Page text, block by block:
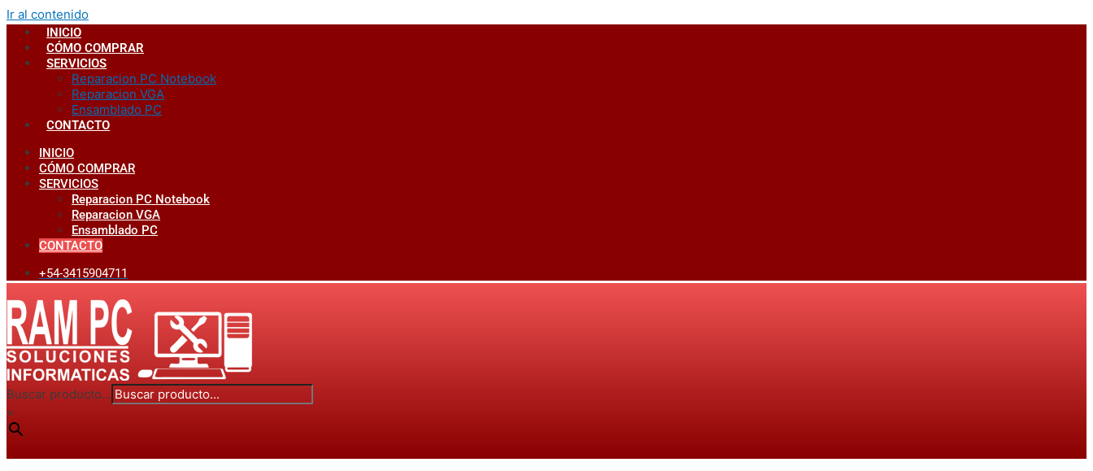
Ir al contenido
INICIO
CÓMO COMPRAR
SERVICIOS
Reparacion PC Notebook
Reparacion VGA
Ensamblado PC
CONTACTO
INICIO
CÓMO COMPRAR
SERVICIOS
Reparacion PC Notebook
Reparacion VGA
Ensamblado PC
CONTACTO
+54-3415904711
Buscar producto...
×